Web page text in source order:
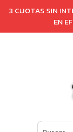
3 CUOTAS SIN
EN